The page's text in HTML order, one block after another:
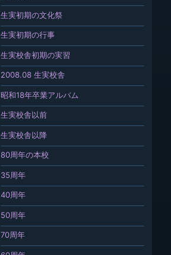
生実初期の文化祭
生実初期の行事
生実校舎初期の実習
2008.08 生実校舎
昭和18年卒業アルバム
生実校舎以前
生実校舎以降
80周年の本校
35周年
40周年
50周年
70周年